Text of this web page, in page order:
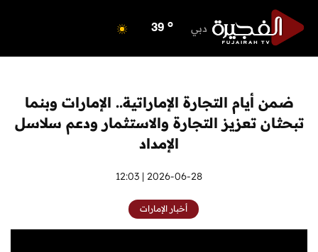
دبي 39 o
عجمان 39 o
أم القيوين o
راس الخيمة o
الفجيرة 37 o
ضمن أيام التجارة الإماراتية.. الإمارات وبنما
تبحثان تعزيز التجارة والاستثمار ودعم سلاسل
الإمداد
2026-06-28 | 12:03
أخبار الإمارات